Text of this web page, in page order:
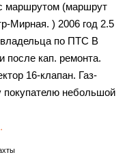
маршрутом (маршрут
Мирная. ) 2006 год 2.5
по ПТС В
после кап. ремонта.
16-клапан. Газ-
покупателю небольшой